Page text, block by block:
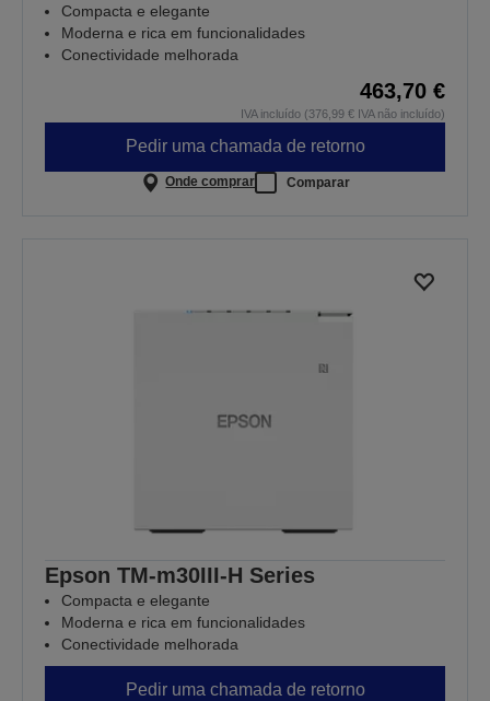
Compacta e elegante
Moderna e rica em funcionalidades
Conectividade melhorada
463,70 €
IVA incluído (376,99 € IVA não incluído)
Pedir uma chamada de retorno
Onde comprar Comparar
Epson TM-m30III-H Series
Compacta e elegante
Moderna e rica em funcionalidades
Conectividade melhorada
Pedir uma chamada de retorno